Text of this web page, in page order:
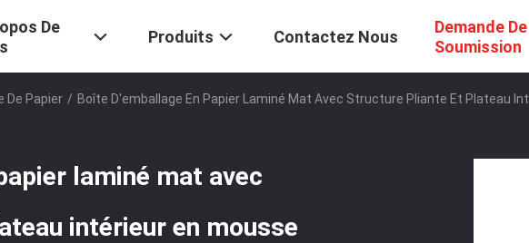
De
Produits Contactez Nous
Demande De
Soumission
De Papier / Boîte D'emballage En Papier Laminé Mat Avec Structure Pliante Et Plateau
laminé mat avec
intérieur en mousse